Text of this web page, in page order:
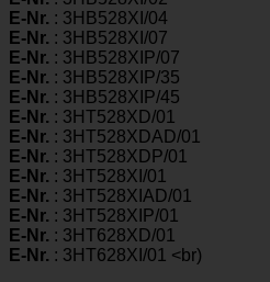
E-Nr. : 3HB528XI/04
E-Nr. : 3HB528XI/07
E-Nr. : 3HB528XIP/07
E-Nr. : 3HB528XIP/35
E-Nr. : 3HB528XIP/45
E-Nr. : 3HT528XD/01
E-Nr. : 3HT528XDAD/01
E-Nr. : 3HT528XDP/01
E-Nr. : 3HT528XI/01
E-Nr. : 3HT528XIAD/01
E-Nr. : 3HT528XIP/01
E-Nr. : 3HT628XD/01
E-Nr. : 3HT628XI/01 <br)